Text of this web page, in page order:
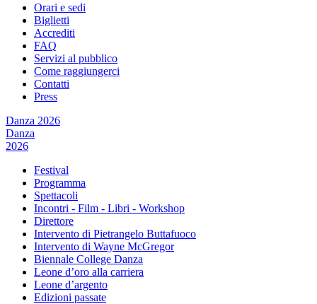
Orari e sedi
Biglietti
Accrediti
FAQ
Servizi al pubblico
Come raggiungerci
Contatti
Press
Danza 2026
Danza
2026
Festival
Programma
Spettacoli
Incontri - Film - Libri - Workshop
Direttore
Intervento di Pietrangelo Buttafuoco
Intervento di Wayne McGregor
Biennale College Danza
Leone d’oro alla carriera
Leone d’argento
Edizioni passate